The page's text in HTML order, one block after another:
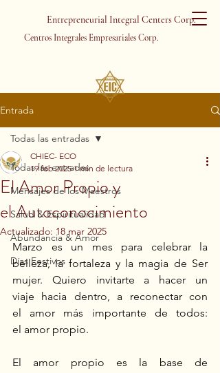
Entrepreneurial Integral Centers Corp.
Centros Integrales Empresariales Corp.
Entrada
Todas las entradas
Mensajes de los Maestros
Salud & Espiritualidad
Abundancia & Amor
Días Festivos
Todas las entradas
El Amor Propio y
el Autoconocimiento
CHIEC- ECO
19 feb 2025 1 min de lectura
Actualizado: 18 mar 2025
Marzo es un mes para celebrar la
belleza, la fortaleza y la magia de Ser
mujer. Quiero invitarte a hacer un
viaje hacia dentro, a reconectar con
el amor más importante de todos:
el amor propio.
El amor propio es la base de